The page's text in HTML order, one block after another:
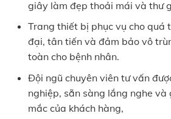
giây làm đẹp thoải mái và thư
Trang thiết bị phục vụ cho quá
đại, tân tiến và đảm bảo vô
toàn cho bệnh nhân.
Đội ngũ chuyên viên tư vấn
nghiệp, sẵn sàng lắng nghe
mắc của khách hàng,